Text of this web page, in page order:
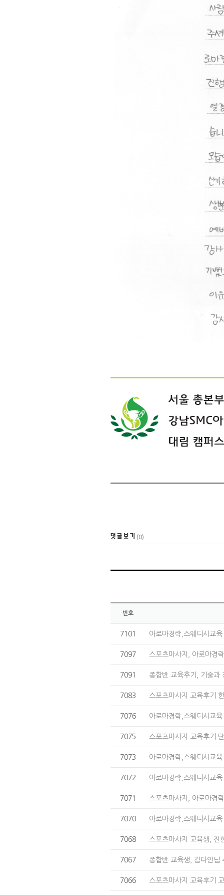
(0)
번호
7101 아로마경락,스웨디시교
7097 스포츠마사지, 아로마경
7091 종합반 교육후기, 기술
7083 스포츠마사지 교육후기
7076 아로마경락,스웨디시교
7075 스포츠마사지 교육후기
7073 아로마경락,스웨디시교
7072 아로마경락,스웨디시교
7071 스포츠마사지, 아로마경
7070 아로마경락,스웨디시교
7068 스포츠마사지 교육생, 진
7067 종합반 교육생, 김다인님
7066 스포츠마사지 교육후기